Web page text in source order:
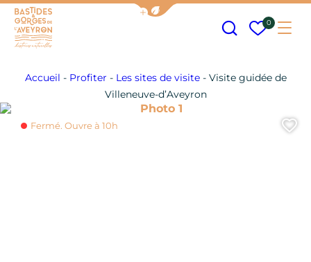
Afficher la barre de navigation
Mes
0
Accueil - Profiter - Les sites de visite- Visite guidée de
Villeneuve-d’Aveyron
Photo 1
Fermé. Ouvre à 10h